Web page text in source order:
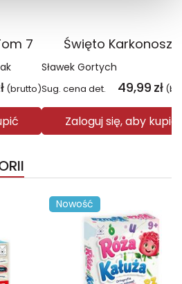
7
(brutto)
Święto Karkonoszy
Sławek Gortych
Sug. cena det. 49,99 zł
Zaloguj się, aby kupić
Nowość